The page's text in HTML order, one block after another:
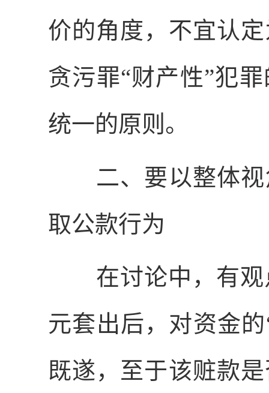
价的角度，不宜认
贪污罪“财产性”犯
统一的原则。
二、要以整体视
取公款行为
在讨论中，有观
元套出后，对资金
既遂，至于该赃款